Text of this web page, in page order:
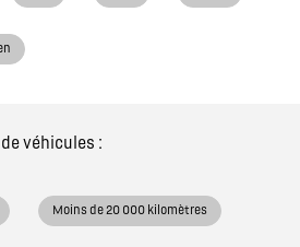
véhicules :
Moins de 20 000 kilomètres